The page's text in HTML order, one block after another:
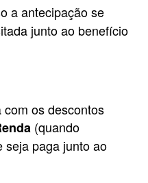
a antecipação se
junto ao benefício
os descontos
(quando
seja paga junto ao